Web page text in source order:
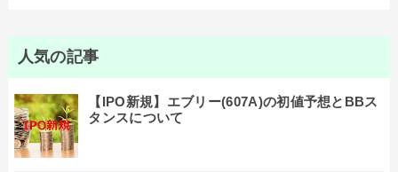
人気の記事
【IPO新規】エブリー(607A)の初値予想とBBス
タンスについて